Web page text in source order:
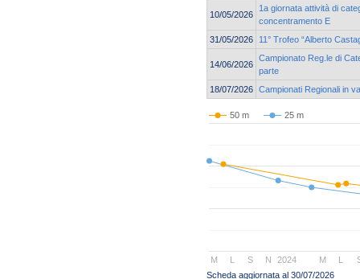
10/05/2026
1a giornata attività di
concentramento E
31/05/2026
11° Trofeo “Alberto
14/06/2026
Campionato Reg.le di
parte
18/07/2026 Campionati Regionali in
50 m 25 m
2024
M L S N M L
Scheda aggiornata al 30/07/2026